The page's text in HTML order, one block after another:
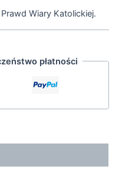
Wiary Katolickiej.
płatności